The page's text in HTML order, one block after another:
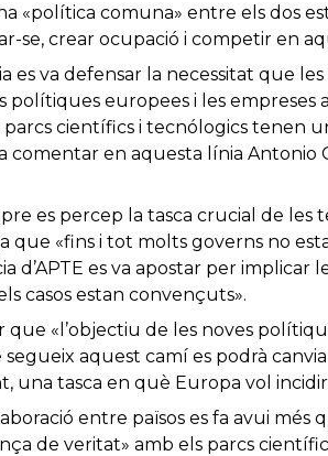
«política comuna» entre els dos
se, crear ocupació i competir en
es va defensar la necessitat que
polítiques europees i les empreses
parcs científics i tecnólogics
comentar en aquesta línia Antonio
es percep la tasca crucial de les
que «fins i tot molts governs no
d’APTE es va apostar per
casos estan convençuts».
que «l’objectiu de les noves
segueix aquest camí es podrà
una tasca en què Europa vol
entre països es fa avui més
de veritat» amb els parcs